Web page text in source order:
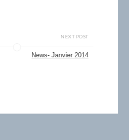
NEXT POST
News- Janvier 2014